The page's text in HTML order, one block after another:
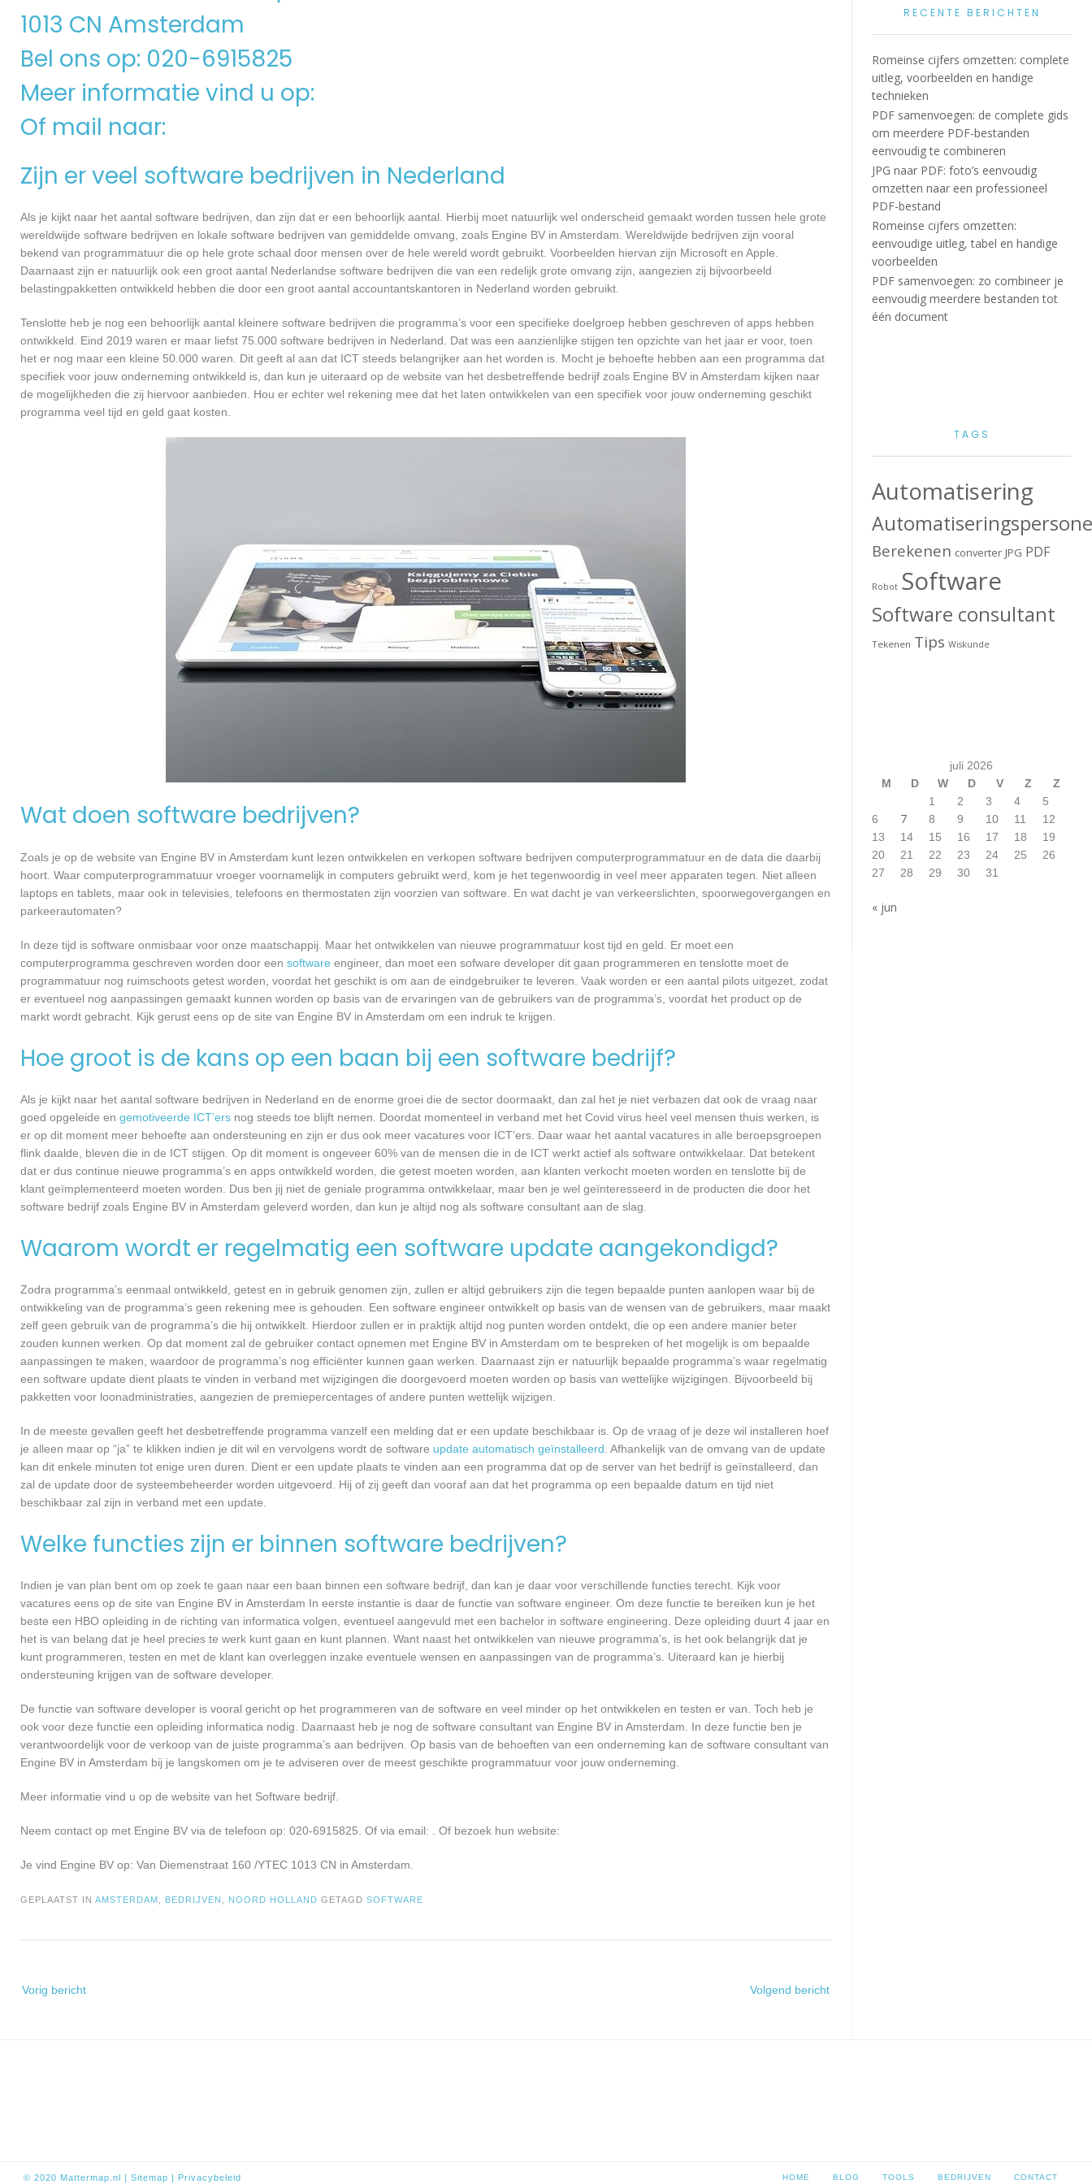
1013 CN Amsterdam
Bel ons op: 020-6915825
Meer informatie vind u op:
Of mail naar:
Zijn er veel software bedrijven in Nederland
Als je kijkt naar het aantal software bedrijven, dan zijn dat er een behoorlijk aantal. Hierbij moet natuurlijk wel onderscheid gemaakt worden tussen hele grote
wereldwijde software bedrijven en lokale software bedrijven van gemiddelde omvang, zoals Engine BV in Amsterdam. Wereldwijde bedrijven zijn vooral
bekend van programmatuur die op hele grote schaal door mensen over de hele wereld wordt gebruikt. Voorbeelden hiervan zijn Microsoft en Apple.
Daarnaast zijn er natuurlijk ook een groot aantal Nederlandse software bedrijven die van een redelijk grote omvang zijn, aangezien zij bijvoorbeeld
belastingpakketten ontwikkeld hebben die door een groot aantal accountantskantoren in Nederland worden gebruikt.
Tenslotte heb je nog een behoorlijk aantal kleinere software bedrijven die programma’s voor een specifieke doelgroep hebben geschreven of apps hebben
ontwikkeld. Eind 2019 waren er maar liefst 75.000 software bedrijven in Nederland. Dat was een aanzienlijke stijgen ten opzichte van het jaar er voor, toen
het er nog maar een kleine 50.000 waren. Dit geeft al aan dat ICT steeds belangrijker aan het worden is. Mocht je behoefte hebben aan een programma dat
specifiek voor jouw onderneming ontwikkeld is, dan kun je uiteraard op de website van het desbetreffende bedrijf zoals Engine BV in Amsterdam kijken naar
de mogelijkheden die zij hiervoor aanbieden. Hou er echter wel rekening mee dat het laten ontwikkelen van een specifiek voor jouw onderneming geschikt
programma veel tijd en geld gaat kosten.
Wat doen software bedrijven?
Zoals je op de website van Engine BV in Amsterdam kunt lezen ontwikkelen en verkopen software bedrijven computerprogrammatuur en de data die daarbij
hoort. Waar computerprogrammatuur vroeger voornamelijk in computers gebruikt werd, kom je het tegenwoordig in veel meer apparaten tegen. Niet alleen
laptops en tablets, maar ook in televisies, telefoons en thermostaten zijn voorzien van software. En wat dacht je van verkeerslichten, spoorwegovergangen en
parkeerautomaten?
In deze tijd is software onmisbaar voor onze maatschappij. Maar het ontwikkelen van nieuwe programmatuur kost tijd en geld. Er moet een
computerprogramma geschreven worden door een software engineer, dan moet een sofware developer dit gaan programmeren en tenslotte moet de
programmatuur nog ruimschoots getest worden, voordat het geschikt is om aan de eindgebruiker te leveren. Vaak worden er een aantal pilots uitgezet, zodat
er eventueel nog aanpassingen gemaakt kunnen worden op basis van de ervaringen van de gebruikers van de programma’s, voordat het product op de
markt wordt gebracht. Kijk gerust eens op de site van Engine BV in Amsterdam om een indruk te krijgen.
Hoe groot is de kans op een baan bij een software bedrijf?
Als je kijkt naar het aantal software bedrijven in Nederland en de enorme groei die de sector doormaakt, dan zal het je niet verbazen dat ook de vraag naar
goed opgeleide en gemotiveerde ICT’ers nog steeds toe blijft nemen. Doordat momenteel in verband met het Covid virus heel veel mensen thuis werken, is
er op dit moment meer behoefte aan ondersteuning en zijn er dus ook meer vacatures voor ICT’ers. Daar waar het aantal vacatures in alle beroepsgroepen
flink daalde, bleven die in de ICT stijgen. Op dit moment is ongeveer 60% van de mensen die in de ICT werkt actief als software ontwikkelaar. Dat betekent
dat er dus continue nieuwe programma’s en apps ontwikkeld worden, die getest moeten worden, aan klanten verkocht moeten worden en tenslotte bij de
klant geïmplementeerd moeten worden. Dus ben jij niet de geniale programma ontwikkelaar, maar ben je wel geïnteresseerd in de producten die door het
software bedrijf zoals Engine BV in Amsterdam geleverd worden, dan kun je altijd nog als software consultant aan de slag.
Waarom wordt er regelmatig een software update aangekondigd?
Zodra programma’s eenmaal ontwikkeld, getest en in gebruik genomen zijn, zullen er altijd gebruikers zijn die tegen bepaalde punten aanlopen waar bij de
ontwikkeling van de programma’s geen rekening mee is gehouden. Een software engineer ontwikkelt op basis van de wensen van de gebruikers, maar maakt
zelf geen gebruik van de programma’s die hij ontwikkelt. Hierdoor zullen er in praktijk altijd nog punten worden ontdekt, die op een andere manier beter
zouden kunnen werken. Op dat moment zal de gebruiker contact opnemen met Engine BV in Amsterdam om te bespreken of het mogelijk is om bepaalde
aanpassingen te maken, waardoor de programma’s nog efficiënter kunnen gaan werken. Daarnaast zijn er natuurlijk bepaalde programma’s waar regelmatig
een software update dient plaats te vinden in verband met wijzigingen die doorgevoerd moeten worden op basis van wettelijke wijzigingen. Bijvoorbeeld bij
pakketten voor loonadministraties, aangezien de premiepercentages of andere punten wettelijk wijzigen.
In de meeste gevallen geeft het desbetreffende programma vanzelf een melding dat er een update beschikbaar is. Op de vraag of je deze wil installeren hoef
je alleen maar op “ja” te klikken indien je dit wil en vervolgens wordt de software update automatisch geïnstalleerd . Afhankelijk van de omvang van de update
kan dit enkele minuten tot enige uren duren. Dient er een update plaats te vinden aan een programma dat op de server van het bedrijf is geïnstalleerd, dan
zal de update door de systeembeheerder worden uitgevoerd. Hij of zij geeft dan vooraf aan dat het programma op een bepaalde datum en tijd niet
beschikbaar zal zijn in verband met een update.
Welke functies zijn er binnen software bedrijven?
Indien je van plan bent om op zoek te gaan naar een baan binnen een software bedrijf, dan kan je daar voor verschillende functies terecht. Kijk voor
vacatures eens op de site van Engine BV in Amsterdam In eerste instantie is daar de functie van software engineer. Om deze functie te bereiken kun je het
beste een HBO opleiding in de richting van informatica volgen, eventueel aangevuld met een bachelor in software engineering. Deze opleiding duurt 4 jaar en
het is van belang dat je heel precies te werk kunt gaan en kunt plannen. Want naast het ontwikkelen van nieuwe programma’s, is het ook belangrijk dat je
kunt programmeren, testen en met de klant kan overleggen inzake eventuele wensen en aanpassingen van de programma’s. Uiteraard kan je hierbij
ondersteuning krijgen van de software developer.
De functie van software developer is vooral gericht op het programmeren van de software en veel minder op het ontwikkelen en testen er van. Toch heb je
ook voor deze functie een opleiding informatica nodig. Daarnaast heb je nog de software consultant van Engine BV in Amsterdam. In deze functie ben je
verantwoordelijk voor de verkoop van de juiste programma’s aan bedrijven. Op basis van de behoeften van een onderneming kan de software consultant van
Engine BV in Amsterdam bij je langskomen om je te adviseren over de meest geschikte programmatuur voor jouw onderneming.
Meer informatie vind u op de website van het Software bedrijf.
Neem contact op met Engine BV via de telefoon op: 020-6915825. Of via email: . Of bezoek hun website:
Je vind Engine BV op: Van Diemenstraat 160 /YTEC 1013 CN in Amsterdam.
GEPLAATST IN AMSTERDAM BEDRIJVEN NOORD HOLLAND GETAGD SOFTWARE
navigatie
Vorig bericht Volgend bericht
RECENTE BERICHTEN
Romeinse cijfers omzetten: complete
uitleg, voorbeelden en handige
technieken
PDF samenvoegen: de complete gids
om meerdere PDF-bestanden
eenvoudig te combineren
JPG naar PDF: foto’s eenvoudig
omzetten naar een professioneel
PDF-bestand
Romeinse cijfers omzetten:
eenvoudige uitleg, tabel en handige
voorbeelden
PDF samenvoegen: zo combineer je
eenvoudig meerdere bestanden tot
één document
TAGS
Automatisering
Berekenen converter JPG PDF
Robot Software
Software consultant
Tekenen Tips Wiskunde
juli 2026
M
D W D V Z
Z
1
2 3 4
5
6
7 8 9 10 11
12
13
14 15 16 17 18
19
20
21 22 23 24 25
26
27
28 29 30 31
« jun
© 2020 Mattermap.nl | Sitemap | Privacybeleid HOME BLOG TOOLS BEDRIJVEN CONTACT